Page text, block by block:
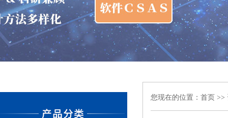
您现在的位置： 首页 >>